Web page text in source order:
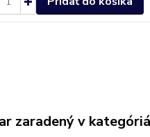
zaradený v